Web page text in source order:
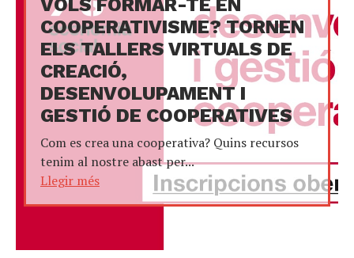
VOLS FORMAR-TE EN
COOPERATIVISME? TORNEN
ELS TALLERS VIRTUALS DE
CREACIÓ,
DESENVOLUPAMENT I
GESTIÓ DE COOPERATIVES
Com es crea una cooperativa? Quins recursos
tenim al nostre abast per...
Llegir més